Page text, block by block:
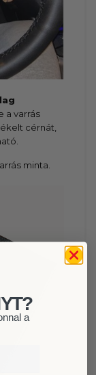
a varrás
cérnát,
minta.
a